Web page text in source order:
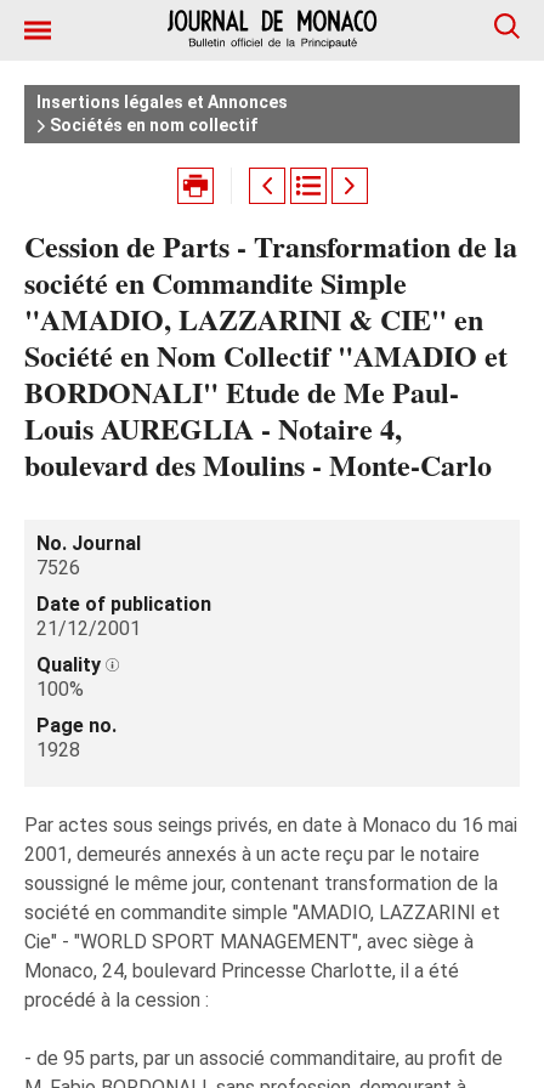
Insertions légales et Annonces
Sociétés en nom collectif
Cession de Parts - Transformation de la
société en Commandite Simple
"AMADIO, LAZZARINI & CIE" en
Société en Nom Collectif "AMADIO et
BORDONALI" Etude de Me Paul-
Louis AUREGLIA - Notaire 4,
boulevard des Moulins - Monte-Carlo
No. Journal
7526
Date of publication
21/12/2001
Quality
100%
Page no.
1928
Par actes sous seings privés, en date à Monaco du 16 mai
2001, demeurés annexés à un acte reçu par le notaire
soussigné le même jour, contenant transformation de la
société en commandite simple "AMADIO, LAZZARINI et
Cie" - "WORLD SPORT MANAGEMENT", avec siège à
Monaco, 24, boulevard Princesse Charlotte, il a été
procédé à la cession :
- de 95 parts, par un associé commanditaire, au profit de